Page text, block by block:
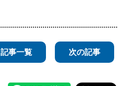
記事一覧 次の記事